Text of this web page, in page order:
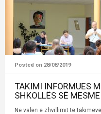
Posted on 28/08/2019
TAKIMI INFORMUES
SHKOLLËS SË
Në valën e zhvillimit të